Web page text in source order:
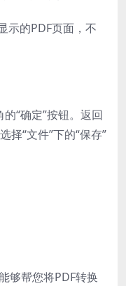
示的PDF页面，不
“确定”按钮。返回
择“文件”下的“保存”
够帮您将PDF转换